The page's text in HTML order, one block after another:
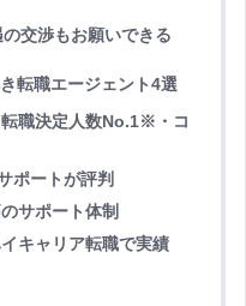
交渉もお願いできる
転職エージェント4選
職決定人数No.1※・コ
ポートが評判
サポート体制
キャリア転職で実績